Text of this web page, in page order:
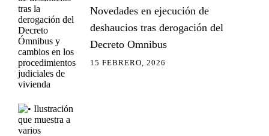
Novedades en ejecución de
deshaucios tras derogación del
Decreto Omnibus
15 FEBRERO, 2026